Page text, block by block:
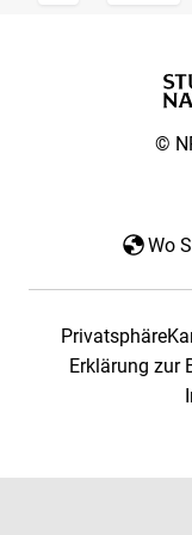
©
Wo
Privatsphäre
Erklärung zur